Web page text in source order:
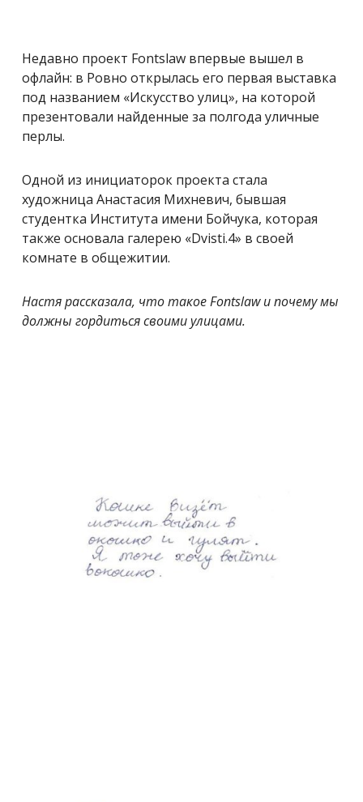
Недавно проект Fontslaw впервые вышел в
офлайн: в Ровно открылась его первая выставка
под названием «Искусство улиц», на которой
презентовали найденные за полгода уличные
перлы.
Одной из инициаторок проекта стала
художница Анастасия Михневич, бывшая
студентка Института имени Бойчука, которая
также основала галерею «Dvisti.4» в своей
комнате в общежитии.
Настя рассказала, что такое Fontslaw и почему мы
должны гордиться своими улицами.